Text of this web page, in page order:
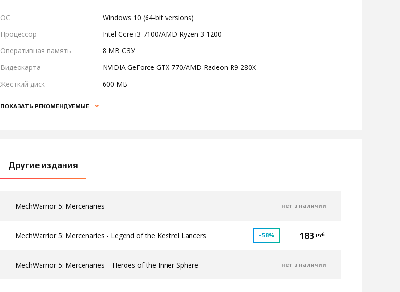
ОС
Windows 10 (64-bit versions)
Процессор
Intel Core i3-7100/AMD Ryzen 3 1200
Оперативная память
8 MB ОЗУ
Видеокарта
NVIDIA GeForce GTX 770/AMD Radeon R9 280X
Жесткий диск
600 MB
ПОКАЗАТЬ РЕКОМЕНДУЕМЫЕ
Другие издания
MechWarrior 5: Mercenaries нет в наличии
MechWarrior 5: Mercenaries - Legend of the Kestrel Lancers -58% 183 руб.
MechWarrior 5: Mercenaries – Heroes of the Inner Sphere нет в наличии